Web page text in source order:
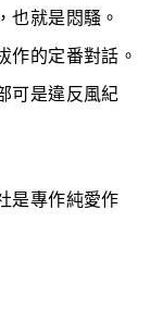
也就是悶騷。
作的定番對話。
可是違反風紀
是專作純愛作